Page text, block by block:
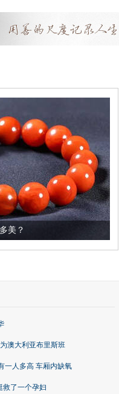
澳大利亚布里斯班
一人多高 车厢内缺氧
救了一个孕妇